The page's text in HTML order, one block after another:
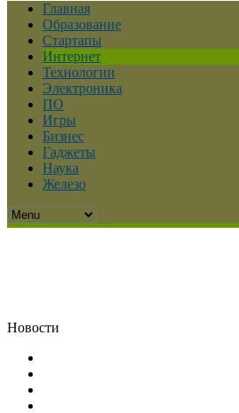
Главная
Образование
Стартапы
Интернет
Технологии
Электроника
ПО
Игры
Бизнес
Гаджеты
Наука
Железо
Новости